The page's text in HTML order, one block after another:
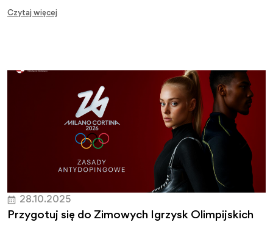
Czytaj więcej
28.10.2025
Przygotuj się do Zimowych Igrzysk Olimpijskich